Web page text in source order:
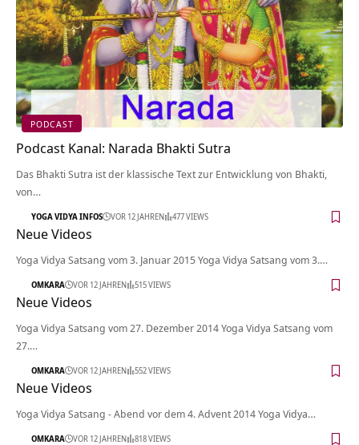
PODCAST
Podcast Kanal: Narada Bhakti Sutra
Das Bhakti Sutra ist der klassische Text zur Entwicklung von Bhakti,
von…
YOGA VIDYA INFOS VOR 12 JAHREN 477 VIEWS
Neue Videos
Yoga Vidya Satsang vom 3. Januar 2015 Yoga Vidya Satsang vom 3.…
OMKARA VOR 12 JAHREN 515 VIEWS
Neue Videos
Yoga Vidya Satsang vom 27. Dezember 2014 Yoga Vidya Satsang vom
27.…
OMKARA VOR 12 JAHREN 552 VIEWS
Neue Videos
Yoga Vidya Satsang - Abend vor dem 4. Advent 2014 Yoga Vidya…
OMKARA VOR 12 JAHREN 818 VIEWS